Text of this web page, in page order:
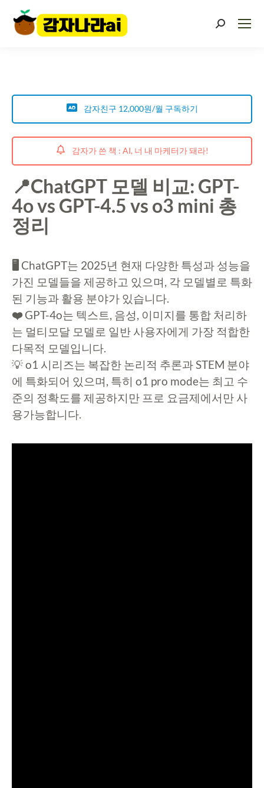
감자친구 12,000원/월 구독하기
감자가 쓴 책 : AI, 너 내 마케터가 돼라!
📍ChatGPT 모델 비교: GPT-
4o vs GPT-4.5 vs o3 mini 총
정리
🖥️ ChatGPT는 2025년 현재 다양한 특성과 성능을
가진 모델들을 제공하고 있으며, 각 모델별로 특화
된 기능과 활용 분야가 있습니다.
❤️GPT-4o는 텍스트, 음성, 이미지를 통합 처리하
는 멀티모달 모델로 일반 사용자에게 가장 적합한
다목적 모델입니다.
💡 o1 시리즈는 복잡한 논리적 추론과 STEM 분야
에 특화되어 있으며, 특히 o1 pro mode는 최고 수
준의 정확도를 제공하지만 프로 요금제에서만 사
용가능합니다.